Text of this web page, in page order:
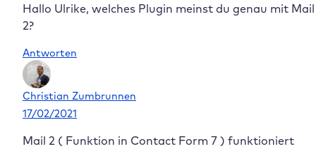
Hallo Ulrike, welches Plugin meinst du genau mit Mail
2?
Antworten
Christian Zumbrunnen
17/02/2021
Mail 2 ( Funktion in Contact Form 7 ) funktioniert